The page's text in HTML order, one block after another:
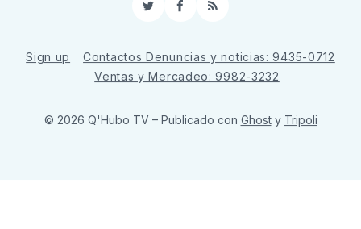
TwitterFacebook
RSS
Sign up
Contactos Denuncias y noticias: 9435-0712
Ventas y Mercadeo: 9982-3232
© 2026 Q'Hubo TV – Publicado con Ghosty Tripoli